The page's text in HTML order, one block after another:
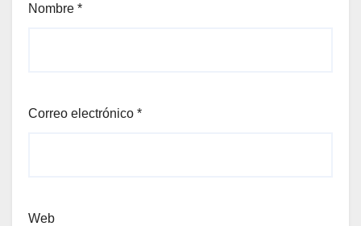
Nombre *
Correo electrónico *
Web